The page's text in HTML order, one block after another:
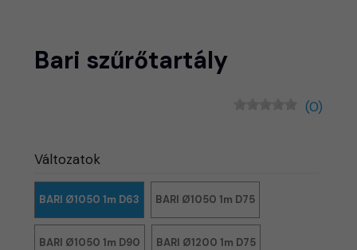
Bari szűrőtartály
(0)
Változatok
BARI Ø1050 1m D63 BARI Ø1050 1m D75
BARI Ø1050 1m D90 BARI Ø1200 1m D75